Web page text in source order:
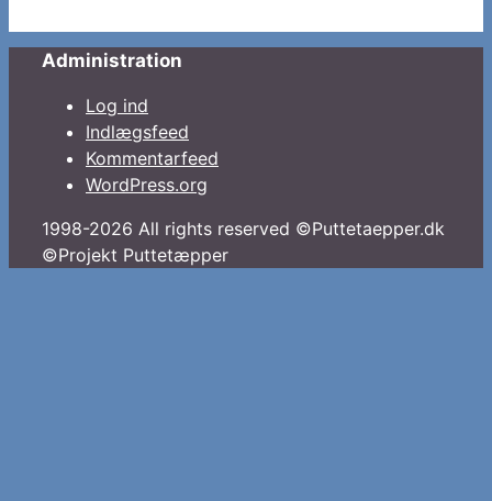
Administration
Log ind
Indlægsfeed
Kommentarfeed
WordPress.org
1998-2026 All rights reserved ©Puttetaepper.dk
©Projekt Puttetæpper